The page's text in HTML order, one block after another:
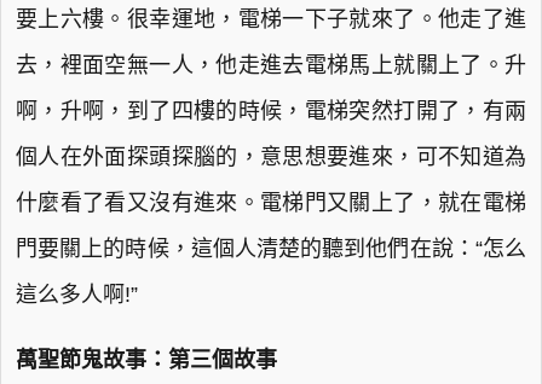
要上六樓。很幸運地，電梯一下子就來了。他走了進
去，裡面空無一人，他走進去電梯馬上就關上了。升
啊，升啊，到了四樓的時候，電梯突然打開了，有兩
個人在外面探頭探腦的，意思想要進來，可不知道為
什麼看了看又沒有進來。電梯門又關上了，就在電梯
門要關上的時候，這個人清楚的聽到他們在說：“怎么
這么多人啊!”
萬聖節鬼故事：第三個故事